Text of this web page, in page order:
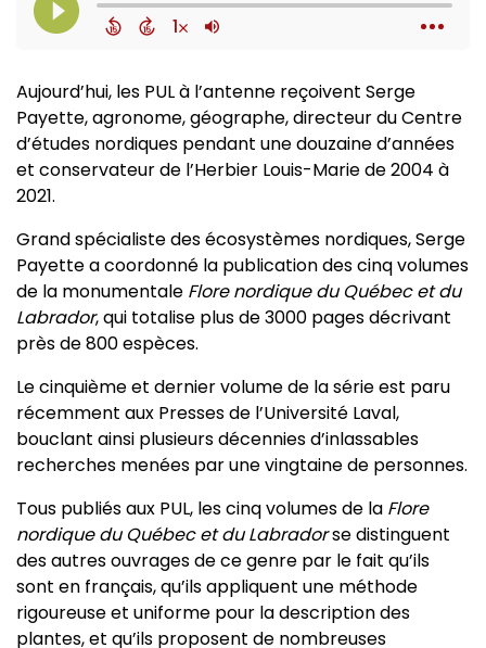
Aujourd’hui, les PUL à l’antenne reçoivent Serge
Payette, agronome, géographe, directeur du Centre
d’études nordiques pendant une douzaine d’années
et conservateur de l’Herbier Louis-Marie de 2004 à
2021.
Grand spécialiste des écosystèmes nordiques, Serge
Payette a coordonné la publication des cinq volumes
de la monumentale Flore nordique du Québec et du
Labrador, qui totalise plus de 3000 pages décrivant
près de 800 espèces.
Le cinquième et dernier volume de la série est paru
récemment aux Presses de l’Université Laval,
bouclant ainsi plusieurs décennies d’inlassables
recherches menées par une vingtaine de personnes.
Tous publiés aux PUL, les cinq volumes de la Flore
nordique du Québec et du Labradorse distinguent
des autres ouvrages de ce genre par le fait qu’ils
sont en français, qu’ils appliquent une méthode
rigoureuse et uniforme pour la description des
plantes, et qu’ils proposent de nombreuses